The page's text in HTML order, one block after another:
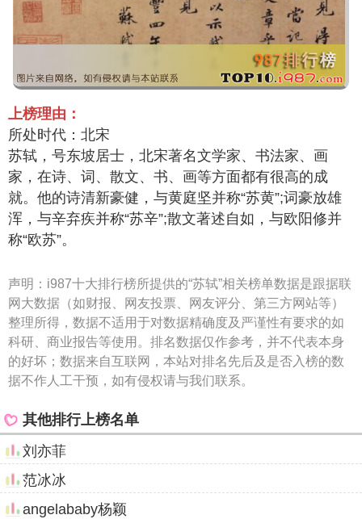
上榜理由：
所处时代：北宋
苏轼，号东坡居士，北宋著名文学家、书法家、画
家，在诗、词、散文、书、画等方面都有很高的成
就。他的诗清新豪健，与黄庭坚并称“苏黄”;词豪放雄
浑，与辛弃疾并称“苏辛”;散文著述自如，与欧阳修并
称“欧苏”。
声明： i987十大排行榜所提供的“苏轼”相关榜单数据是跟据联
网大数据（如财报、网友投票、网友评分、第三方网站等）
整理所得，数据不适用于对数据精确度及严谨性有要求的如
科研、商业报告等使用。排名数据仅作参考，并不代表本身
的好坏；数据来自互联网，本站对排名先后及是否入榜的数
据不作人工干预，如有侵权请与我们联系。
其他排行上榜名单
刘亦菲
范冰冰
angelababy杨颖